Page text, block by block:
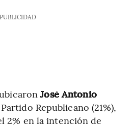
PUBLICIDAD
ubicaronJosé Antonio
Republicano (21%),
2% en la intención de